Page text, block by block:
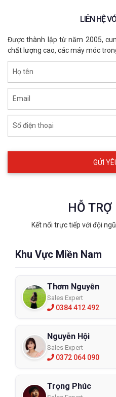
LIÊN HỆ
Được thành lập từ năm 2005,
chất lượng cao, các máy móc
Họ tên
Email
Số điện thoại
HỖ
Kết nối trực tiếp với đội
Khu Vực Miền Nam
Thơm Nguyễn
Sales Expert
0384 412 492
Nguyễn Hội
Sales Expert
0372 064 090
Trọng Phúc